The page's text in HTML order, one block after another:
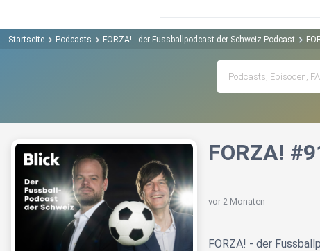
Startseite Podcasts FORZA! - der Fussballpodcast der Schweiz Podcast
FORZA!
vor 2 Monaten
FORZA! - der